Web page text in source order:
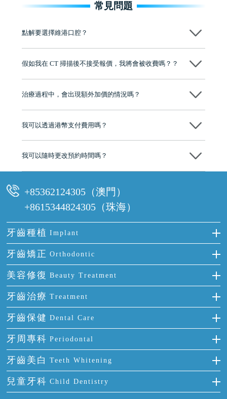
常見問題
點解要選擇維港口腔？
牌」、「2025香港企業領袖品牌」，是諾貝爾種植系統全球放心植牙中
至今已服務超過三十個國家和地區的顧客，受到粵港澳大灣區及周邊城
有咨詢及服務保障中心，有任何問題都可以隨時預約免費咨詢，讓人十
假如我在 CT 掃描後不接受報價，我將會被收費嗎？？
治療過程中，會出現額外加價的情況嗎？
我可以透過港幣支付費用嗎？
可以。維港口腔會按照當日匯率轉算收取費用，而匯率會及時告知客人
我可以隨時更改預約時間嗎？
+85362124305（澳門）
+8615344824305（珠海）
牙齒種植 Implant
種牙
單顆牙缺失
門牙缺失
多顆牙缺失
半口缺失
全口缺失
牙齒矯正 Orthodontic
隱形箍牙
前牙反頜
牙齒擁擠
牙齒前突
牙齒稀疏
美容修復 Beauty Treatment
全瓷牙
烤瓷牙
氟斑牙
四環素牙
活動假牙
牙貼面
牙齒治療 Treatment
補牙
智齒
根管治療
拔牙
牙痛
牙齒保健 Dental Care
正確刷牙
全國愛牙日
預防牙病
牙科通識
牙周專科 Periodontal
牙周炎
牙齦出血
牙齦炎
牙齒美白 Teeth Whitening
冷光美白
兒童牙科 Child Dentistry